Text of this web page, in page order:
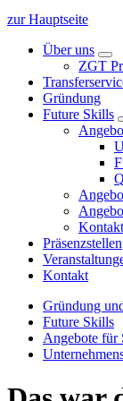
zur Hauptseite
Über uns
ZGT
Gründung
Future Skills
Kontakt
Präsenzstellen
Kontakt
Gründung
Future Skills
Angebote für